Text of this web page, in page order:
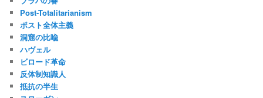
Post-Totalitarianism
ポスト全体主義
洞窟の比喩
ハヴェル
ビロード革命
反体制知識人
抵抗の半生